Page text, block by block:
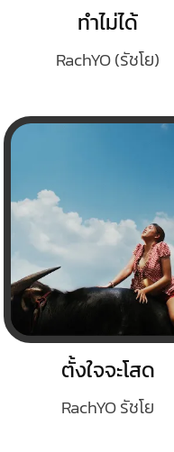
ทำไม่ได้
RachYO (รัชโย)
ตั้งใจจะโสด
RachYO รัชโย